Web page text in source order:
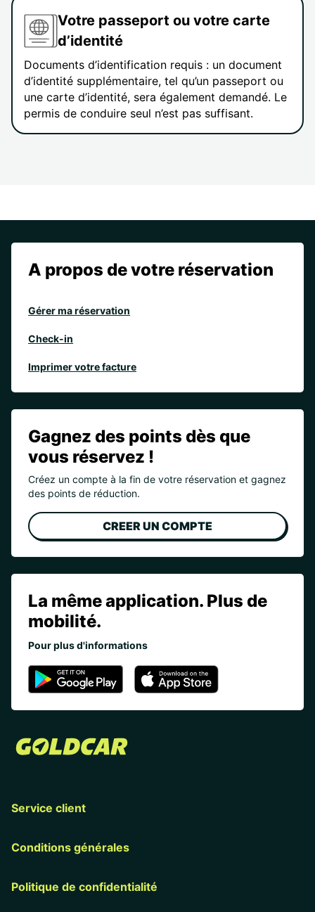
Votre passeport ou votre carte
d’identité
Documents d’identification requis : un document
d’identité supplémentaire, tel qu’un passeport ou
une carte d’identité, sera également demandé. Le
permis de conduire seul n’est pas suffisant.
A propos de votre réservation
Gérer ma réservation
Check-in
Imprimer votre facture
Gagnez des points dès que
vous réservez !
Créez un compte à la fin de votre réservation et gagnez
des points de réduction.
CREER UN COMPTE
La même application. Plus de
mobilité.
Pour plus d'informations
Service client
Conditions générales
Politique de confidentialité